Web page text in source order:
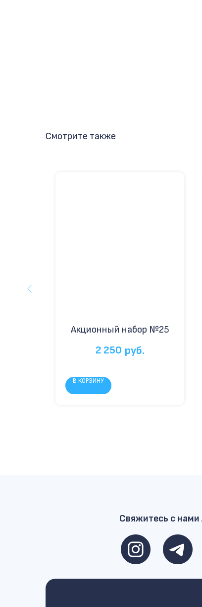
Смотрите также
Акционный набор №25
2 250 руб.
В КОРЗИНУ
Свяжитесь с